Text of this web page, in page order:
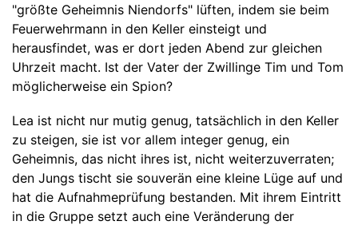
"größte Geheimnis Niendorfs" lüften, indem sie beim
Feuerwehrmann in den Keller einsteigt und
herausfindet, was er dort jeden Abend zur gleichen
Uhrzeit macht. Ist der Vater der Zwillinge Tim und Tom
möglicherweise ein Spion?
Lea ist nicht nur mutig genug, tatsächlich in den Keller
zu steigen, sie ist vor allem integer genug, ein
Geheimnis, das nicht ihres ist, nicht weiterzuverraten;
den Jungs tischt sie souverän eine kleine Lüge auf und
hat die Aufnahmeprüfung bestanden. Mit ihrem Eintritt
in die Gruppe setzt auch eine Veränderung der